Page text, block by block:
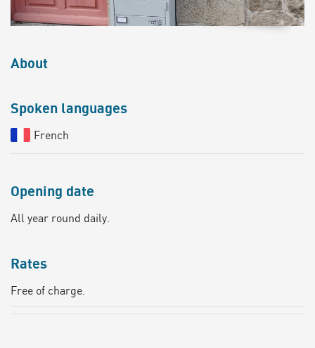
About
Spoken languages
French
Opening date
All year round daily.
Rates
Free of charge.